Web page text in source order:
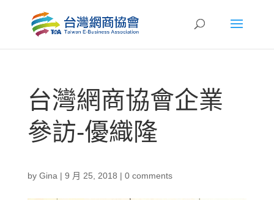
台灣網商協會企業
參訪-優織隆
by Gina | 9 月 25, 2018 | 0 comments